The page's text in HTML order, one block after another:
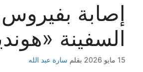
إصابة بفيروس
السفينة
15 مايو 2026 بقلم سارة عبد الله